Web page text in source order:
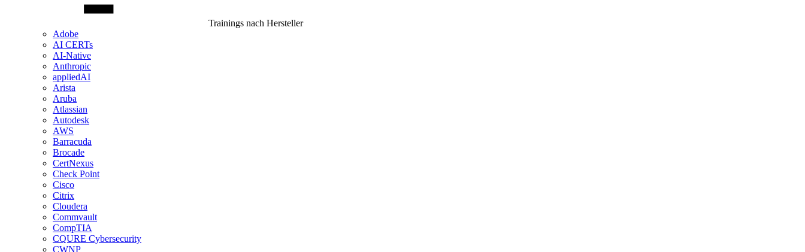
Trainings nach Hersteller
Adobe
AI CERTs
AI-Native
Anthropic
appliedAI
Arista
Aruba
Atlassian
Autodesk
AWS
Barracuda
Brocade
CertNexus
Check Point
Cisco
Citrix
Cloudera
Commvault
CompTIA
CQURE Cybersecurity
CWNP